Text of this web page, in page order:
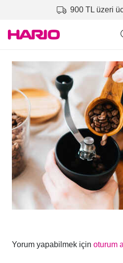
900 TL üzeri
Yorum yapabilmek için oturum